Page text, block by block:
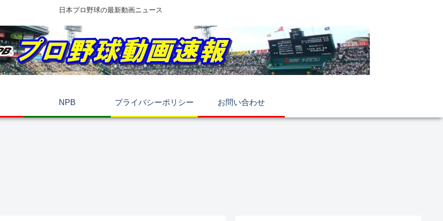
日本プロ野球の最新動画ニュース
NPB プライバシーポリシー お問い合わせ